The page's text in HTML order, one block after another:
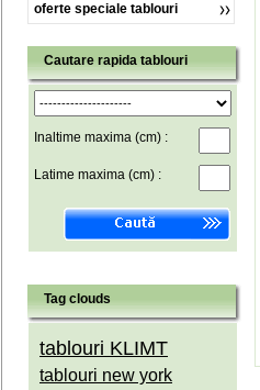
oferte speciale tablouri
Cautare rapida tablouri
Inaltime maxima (cm) :
Latime maxima (cm) :
Tag clouds
tablouri KLIMT
tablouri new york